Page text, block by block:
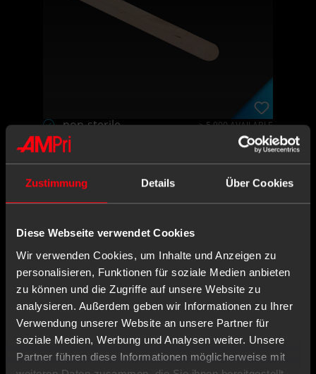
Zustimmung Details Über Cookies
Diese Webseite verwendet Cookies
Wir verwenden Cookies, um Inhalte und Anzeigen zu
personalisieren, Funktionen für soziale Medien anbieten
zu können und die Zugriffe auf unsere Website zu
analysieren. Außerdem geben wir Informationen zu Ihrer
Verwendung unserer Website an unsere Partner für
soziale Medien, Werbung und Analysen weiter. Unsere
Partner führen diese Informationen möglicherweise mit
non-sterile
Wood
> 5.000 AVAILABLE
50 Bag
100 Piece
X,XX€
-
+
Login or register
Disposable wooden mouth
spatula, colour natural, 150